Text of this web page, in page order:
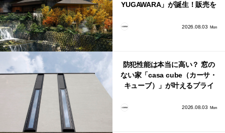
YUGAWARA」が誕生！販売を
2026.08.03 Mon
防犯性能は本当に高い？ 窓の
ない家「casa cube（カーサ・
キューブ）」が叶えるプライ
2026.08.03 Mon